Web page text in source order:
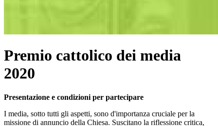
Premio cattolico dei media
2020
Presentazione e condizioni per partecipare
I media, sotto tutti gli aspetti, sono d'importanza cruciale per la
missione di annuncio della Chiesa. Suscitano la riflessione critica,